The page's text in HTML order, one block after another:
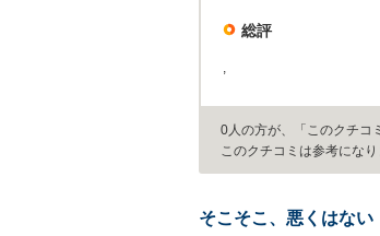
総評
,
0人の方が、「このクチコ
このクチコミは参考になり
そこそこ、悪くはない